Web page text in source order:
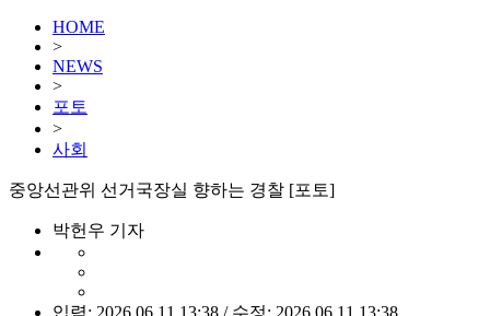
HOME
>
NEWS
>
포토
>
사회
중앙선관위 선거국장실 향하는 경찰 [포토]
박헌우 기자
입력: 2026.06.11 13:38 / 수정: 2026.06.11 13:38